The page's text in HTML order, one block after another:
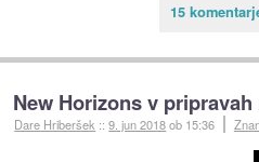
15
New Horizons v
Dare Hriberšek ::9. jun 2018ob 15:36